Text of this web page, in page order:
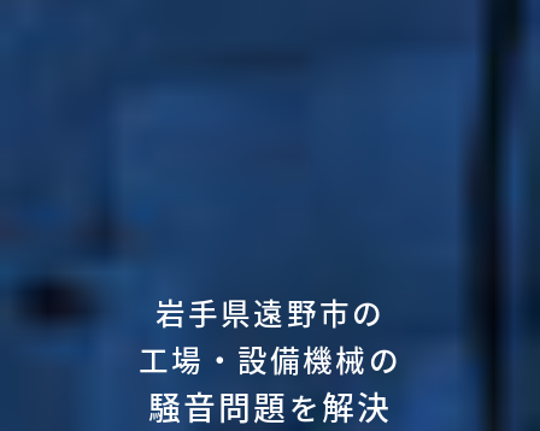
岩手県遠野市の
工場・設備機械の
騒音問題を解決